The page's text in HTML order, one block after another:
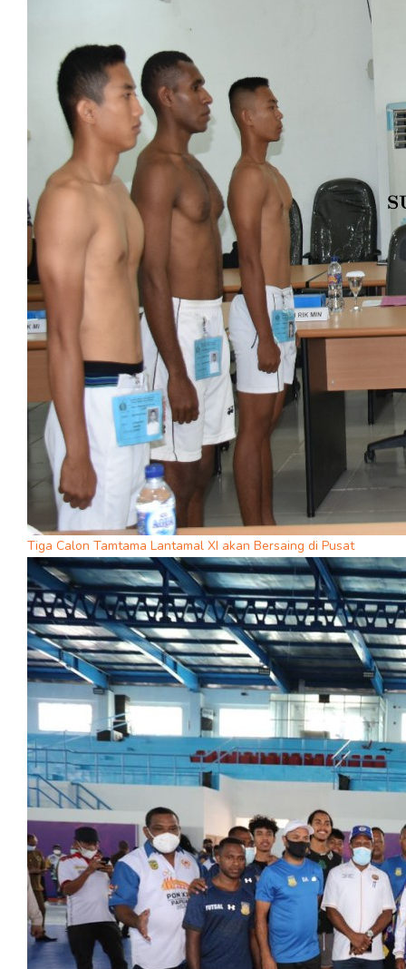
Tiga Calon Tamtama Lantamal XI akan Bersaing di Pusat